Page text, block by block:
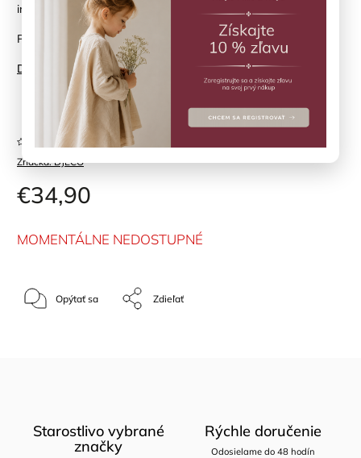
imaginárnych svetov a do zbierky, vytvorila Virginie Brachet.
Pre dievčatá od 4 rokov.
Detailné informácie
Položka bola vypredaná…
Značka:DJECO
Neohodnotené
€34,90
MOMENTÁLNE NEDOSTUPNÉ
Opýtať sa Zdieľať
Starostlivo vybrané
značky
Rýchle doručenie
Odosielame do 48 hodín